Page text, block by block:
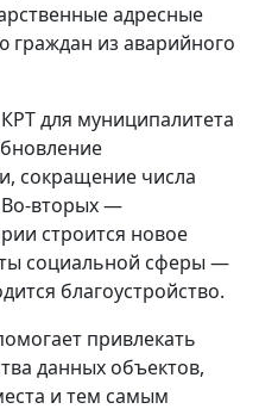
адресные
из аварийного
для муниципалитета
сокращение числа
Во-вторых —
строится новое
социальной сферы —
благоустройство.
привлекать
данных объектов,
и тем самым